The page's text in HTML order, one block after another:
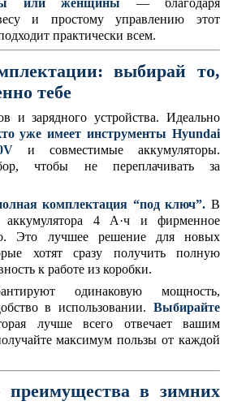
или женщины — благодаря
и простому управлению этот
практически всем.
выбирай то,
тебе
и зарядного устройства. Идеально
уже имеет инструменты Hyundai
и совместимые аккумуляторы.
чтобы не переплачивать за
комплектация “под ключ”. В
аккумулятора 4 А·ч и фирменное
Это лучшее решение для новых
хотят сразу получить полную
к работе из коробки.
одинаковую мощность,
в использовании. Выбирайте
лучше всего отвечает вашим
максимум пользы от каждой
преимущества в зимних